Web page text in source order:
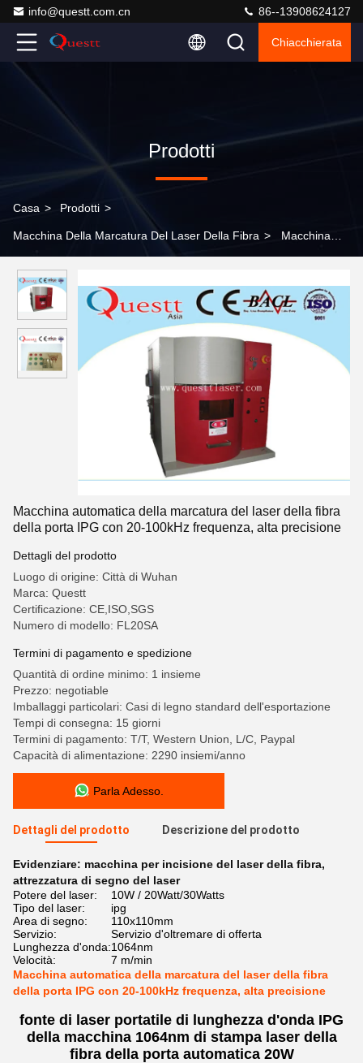
info@questt.com.cn 86--13908624127
Chiacchierata
Prodotti
Casa > Prodotti >
Macchina Della Marcatura Del Laser Della Fibra > Macchina
con 20-100kHz frequenza, alta precisione
Macchina automatica della marcatura del laser della fibra
della porta IPG con 20-100kHz frequenza, alta precisione
Dettagli del prodotto
Luogo di origine: Città di Wuhan
Marca: Questt
Certificazione: CE,ISO,SGS
Numero di modello: FL20SA
Termini di pagamento e spedizione
Quantità di ordine minimo: 1 insieme
Prezzo: negotiable
Imballaggi particolari: Casi di legno standard dell'esportazione
Tempi di consegna: 15 giorni
Termini di pagamento: T/T, Western Union, L/C, Paypal
Capacità di alimentazione: 2290 insiemi/anno
Parla Adesso.
Dettagli del prodotto Descrizione del prodotto
Evidenziare: macchina per incisione del laser della fibra,
attrezzatura di segno del laser
Potere del laser:
10W / 20Watt/30Watts
Tipo del laser:
ipg
Area di segno:
110x110mm
Servizio:
Servizio d'oltremare di offerta
Lunghezza d'onda:1064nm
Velocità:
7 m/min
Macchina automatica della marcatura del laser della fibra
della porta IPG con 20-100kHz frequenza, alta precisione
fonte di laser portatile di lunghezza d'onda IPG
della macchina 1064nm di stampa laser della
fibra della porta automatica 20W